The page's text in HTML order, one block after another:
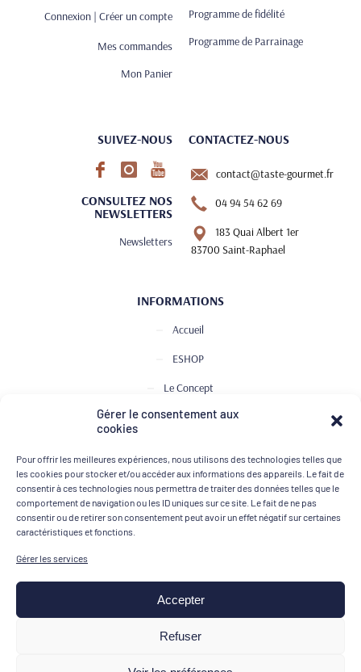
Gérer le consentement aux
cookies
Pour offrir les meilleures expériences, nous utilisons des technologies telles que
les cookies pour stocker et/ou accéder aux informations des appareils. Le fait de
consentir à ces technologies nous permettra de traiter des données telles que le
comportement de navigation ou les ID uniques sur ce site. Le fait de ne pas
consentir ou de retirer son consentement peut avoir un effet négatif sur certaines
caractéristiques et fonctions.
Gérer les services
Accepter
Refuser
Connexion | Créer un compte
Mes commandes
Mon Panier
Programme de fidélité
Programme de Parrainage
SUIVEZ-NOUS
CONSULTEZ NOS
NEWSLETTERS
Newsletters
CONTACTEZ-NOUS
contact@taste-gourmet.fr
04 94 54 62 69
183 Quai Albert 1er
83700 Saint-Raphael
INFORMATIONS
Accueil
ESHOP
Le Concept
Club de Dégustation
Contact
MOYENS DE PAIEMENT
Mentions légales